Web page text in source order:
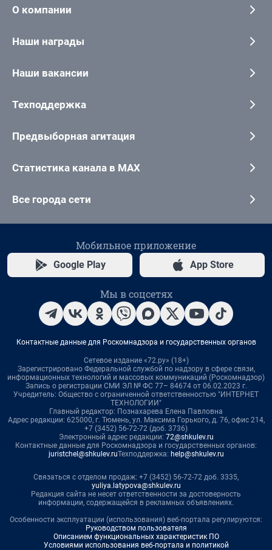
О компании
Наши награды
Наши вакансии
Техподдержка
Предвыборная агитация
Статистика канала в MAX
Все города сети
Мобильное приложение
Google Play App Store
Мы в соцсетях
Контактные данные для Роскомнадзора и государственных органов
Сетевое издание «72.ру» (18+)
Зарегистрировано Федеральной службой по надзору в сфере связи,
информационных технологий и массовых коммуникаций (Роскомнадзор)
Запись о регистрации СМИ ЭЛ № ФС 77– 84674 от 06.02.2023 г.
Учредитель: Общество с ограниченной ответственностью "ИНТЕРНЕТ
ТЕХНОЛОГИИ"
Главный редактор: Познахарева Елена Павловна
Адрес редакции: 625000, г. Тюмень, ул. Максима Горького, д. 76, офис 214,
+7 (3452) 56-72-72 (доб. 3736)
Электронный адрес редакции: 72@shkulev.ru
Контактные данные для Роскомнадзора и государственных органов:
juristchel@shkulev.ruТехподдержка: help@shkulev.ru
Связаться с отделом продаж: +7 (3452) 56-72-72 доб. 3335,
yuliya.latypova@shkulev.ru
Редакция сайта не несет ответственности за достоверность
информации, содержащейся в рекламных объявлениях.
Особенности эксплуатации (использования) веб-портала регулируются:
Руководством пользователя
Описанием функциональных характеристик ПО
Условиями использования веб-портала и политикой